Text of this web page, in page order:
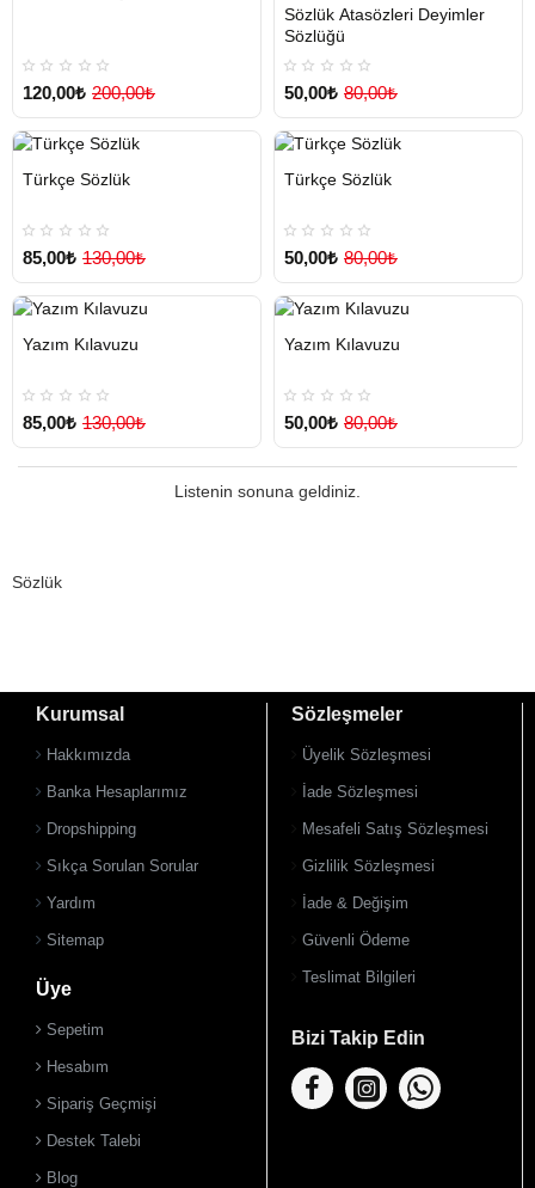
Sözlük
120,00₺ 200,00₺
TESLİMAT
Sözlük Atasözleri Deyimler
Sözlüğü
50,00₺ 80,00₺
TESLİMAT
Türkçe Sözlük
85,00₺ 130,00₺
TESLİMAT
Türkçe Sözlük
50,00₺ 80,00₺
TESLİMAT
Yazım Kılavuzu
85,00₺ 130,00₺
TESLİMAT
Yazım Kılavuzu
50,00₺ 80,00₺
Listenin sonuna geldiniz.
Kurumsal
Hakkımızda
Banka Hesaplarımız
Dropshipping
Sıkça Sorulan Sorular
Yardım
Sitemap
Üye
Sepetim
Hesabım
Sipariş Geçmişi
Destek Talebi
Blog
Sözleşmeler
Üyelik Sözleşmesi
İade Sözleşmesi
Mesafeli Satış Sözleşmesi
Gizlilik Sözleşmesi
İade & Değişim
Güvenli Ödeme
Teslimat Bilgileri
Bizi Takip Edin